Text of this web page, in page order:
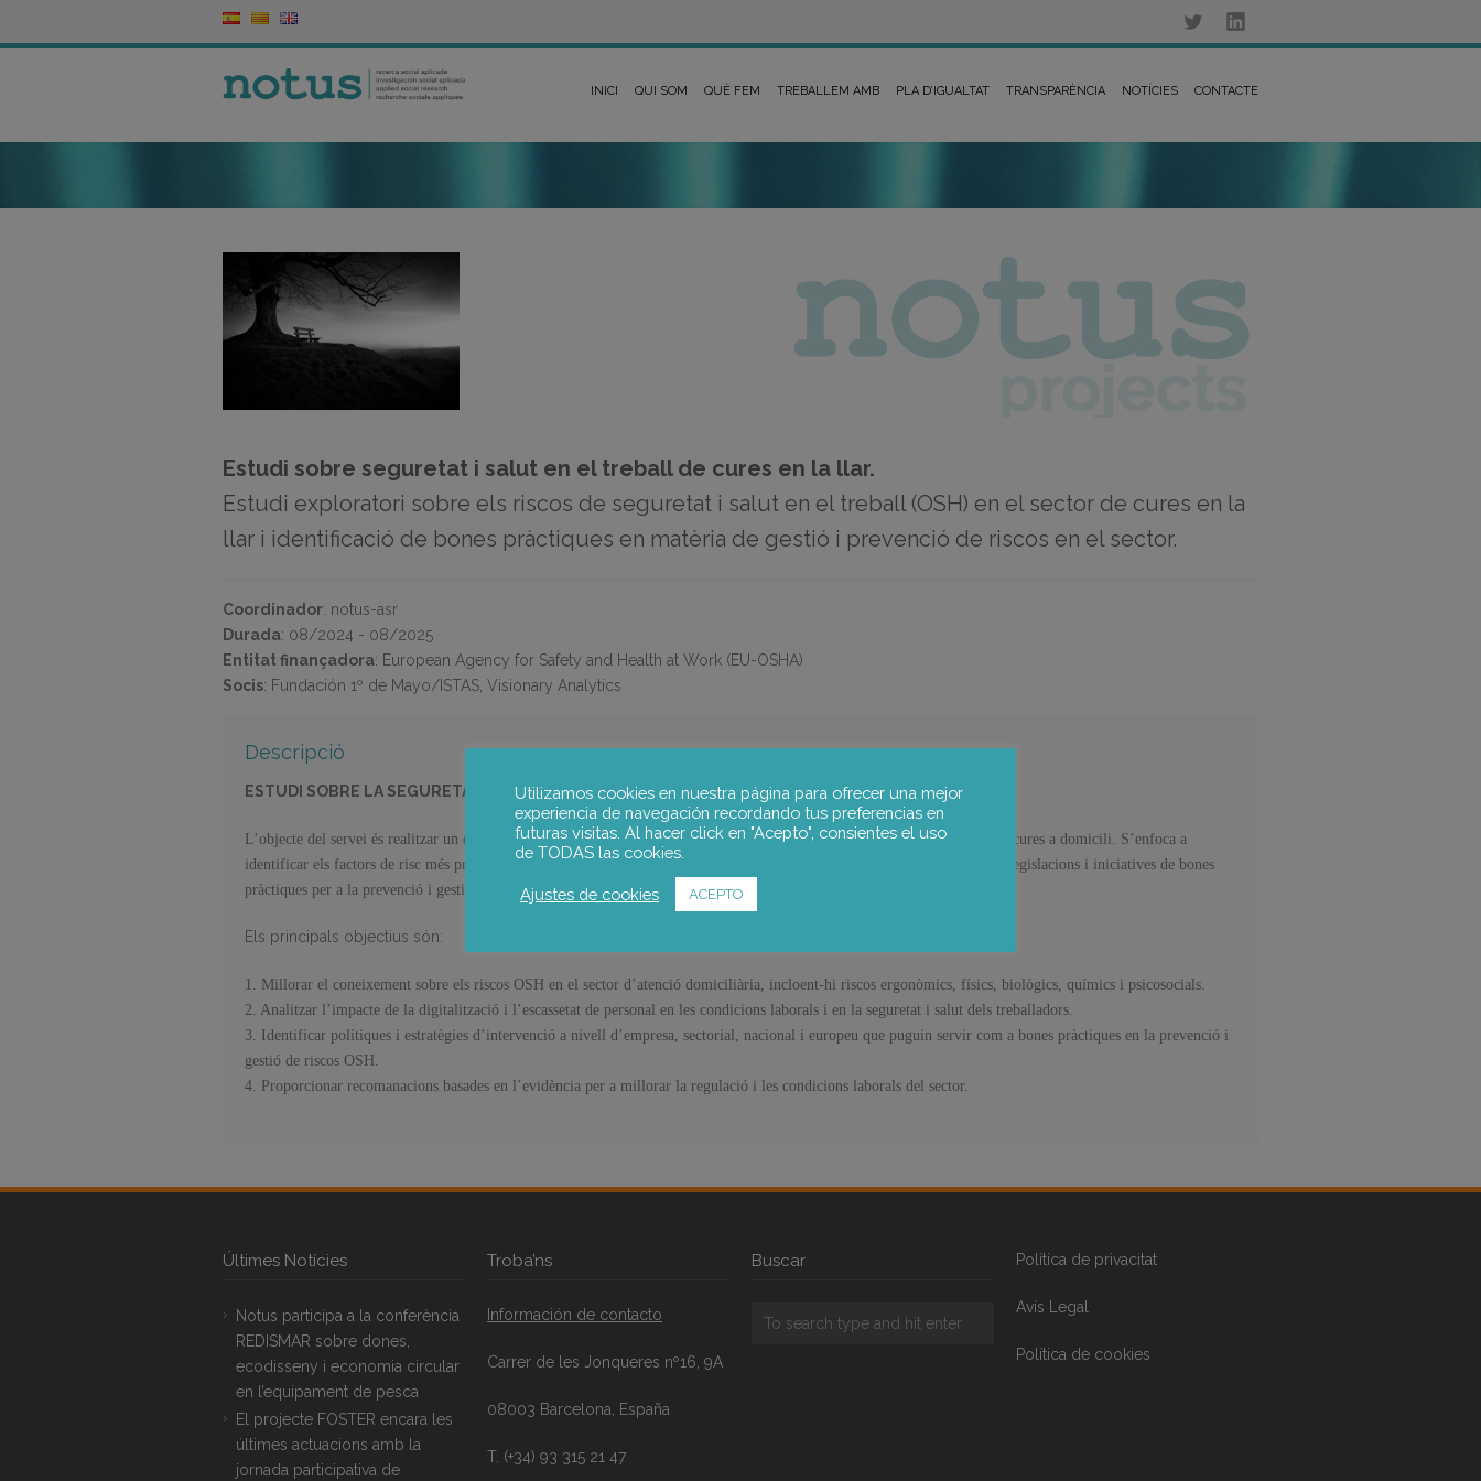
INICI QUI SOM QUÈ FEM TREBALLEM AMB PLA D’IGUALTAT TRANSPARÈNCIA NOTÍCIES CONTACTE
Estudi sobre seguretat i salut en el treball de cures en la llar.
Estudi exploratori sobre els riscos de seguretat i salut en el treball (OSH) en el sector de cures en la
llar i identificació de bones pràctiques en matèria de gestió i prevenció de riscos en el sector.
Coordinador: notus-asr
Durada: 08/2024 - 08/2025
Entitat finançadora: European Agency for Safety and Health at Work (EU-OSHA)
Socis: Fundación 1º de Mayo/ISTAS, Visionary Analytics
Descripció
ESTUDI SOBRE LA SEGURETAT I SALUT EN EL TREBALL DELS CUIDADORS A DOMICILI.
L’objecte del servei és realitzar un estudi exploratori sobre els riscos de seguretat i salut en el treball (OSH) en el sector de cures a domicili. S’enfoca a
identificar els factors de risc més prevalents, les seves conseqüències en la salut dels treballadors, i analitzar les polítiques, legislacions i iniciatives de bones
pràctiques per a la prevenció i gestió d’aquests riscos.
Els principals objectius són:
1. Millorar el coneixement sobre els riscos OSH en el sector d’atenció domiciliària, incloent-hi riscos ergonòmics, físics, biològics, químics i psicosocials.
2. Analitzar l’impacte de la digitalització i l’escassetat de personal en les condicions laborals i en la seguretat i salut dels treballadors.
3. Identificar polítiques i estratègies d’intervenció a nivell d’empresa, sectorial, nacional i europeu que puguin servir com a bones pràctiques en la prevenció i
gestió de riscos OSH.
4. Proporcionar recomanacions basades en l’evidència per a millorar la regulació i les condicions laborals del sector.
Últimes Notícies
Notus participa a la conferència
REDISMAR sobre dones,
ecodisseny i economia circular
en l’equipament de pesca
El projecte FOSTER encara les
últimes actuacions amb la
jornada participativa de
Troba’ns
Información de contacto
Carrer de les Jonqueres nº16, 9A
08003 Barcelona, España
T. (+34) 93 315 21 47
Buscar Política de privacitat
Avís Legal
Política de cookies
Utilizamos cookies en nuestra página para ofrecer una mejor
experiencia de navegación recordando tus preferencias en
futuras visitas. Al hacer click en "Acepto", consientes el uso
de TODAS las cookies.
Ajustes de cookies ACEPTO